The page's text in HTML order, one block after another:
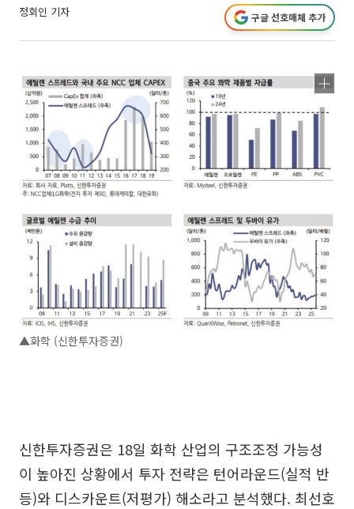
정회인 기자 구글 선호매체 추가
▲화학 (신한투자증권)
신한투자증권은 18일 화학 산업의 구조조정 가능성
이 높아진 상황에서 투자 전략은 턴어라운드(실적 반
등)와 디스카운트(저평가) 해소라고 분석했다. 최선호